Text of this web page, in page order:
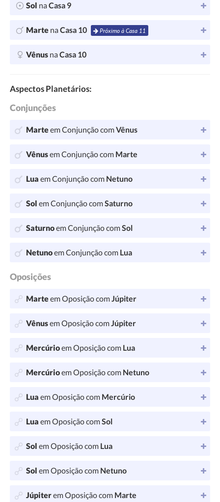
Sol naCasa 9
Marte naCasa 10 Próximo à Casa 11
Vênus naCasa 10
Aspectos Planetários:
Conjunções
Marteem Conjunção comVênus
Vênusem Conjunção com Marte
Lua em Conjunção com Netuno
Sol em Conjunção comSaturno
Saturnoem Conjunção comSol
Netunoem Conjunção com Lua
Oposições
Marteem Oposição comJúpiter
Vênusem Oposição comJúpiter
Mercúrioem Oposição com Lua
Mercúrioem Oposição com Netuno
Lua em Oposição com Mercúrio
Lua em Oposição comSol
Sol em Oposição com Lua
Sol em Oposição com Netuno
Júpiterem Oposição com Marte